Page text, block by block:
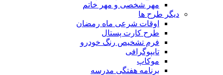
مهر شخصی و مهر خاتم
دیگر طرح ها
اوقات شرعی ماه رمضان
طرح کارت پستال
فرم تشخیص رنگ خودرو
تایپوگرافی
موکاپ
برنامه هفتگی مدرسه